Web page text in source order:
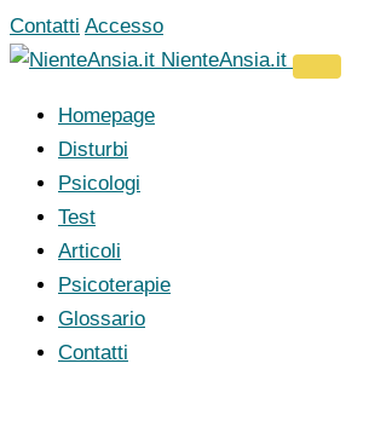
Vai
al
Contatti Accesso
NienteAnsia.it
Homepage
Disturbi
Psicologi
Test
Articoli
Psicoterapie
Glossario
Contatti